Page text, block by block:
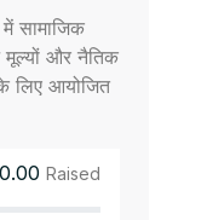
सामाजिक
मूल्यों और नैतिक
लिए आयोजित
Raised